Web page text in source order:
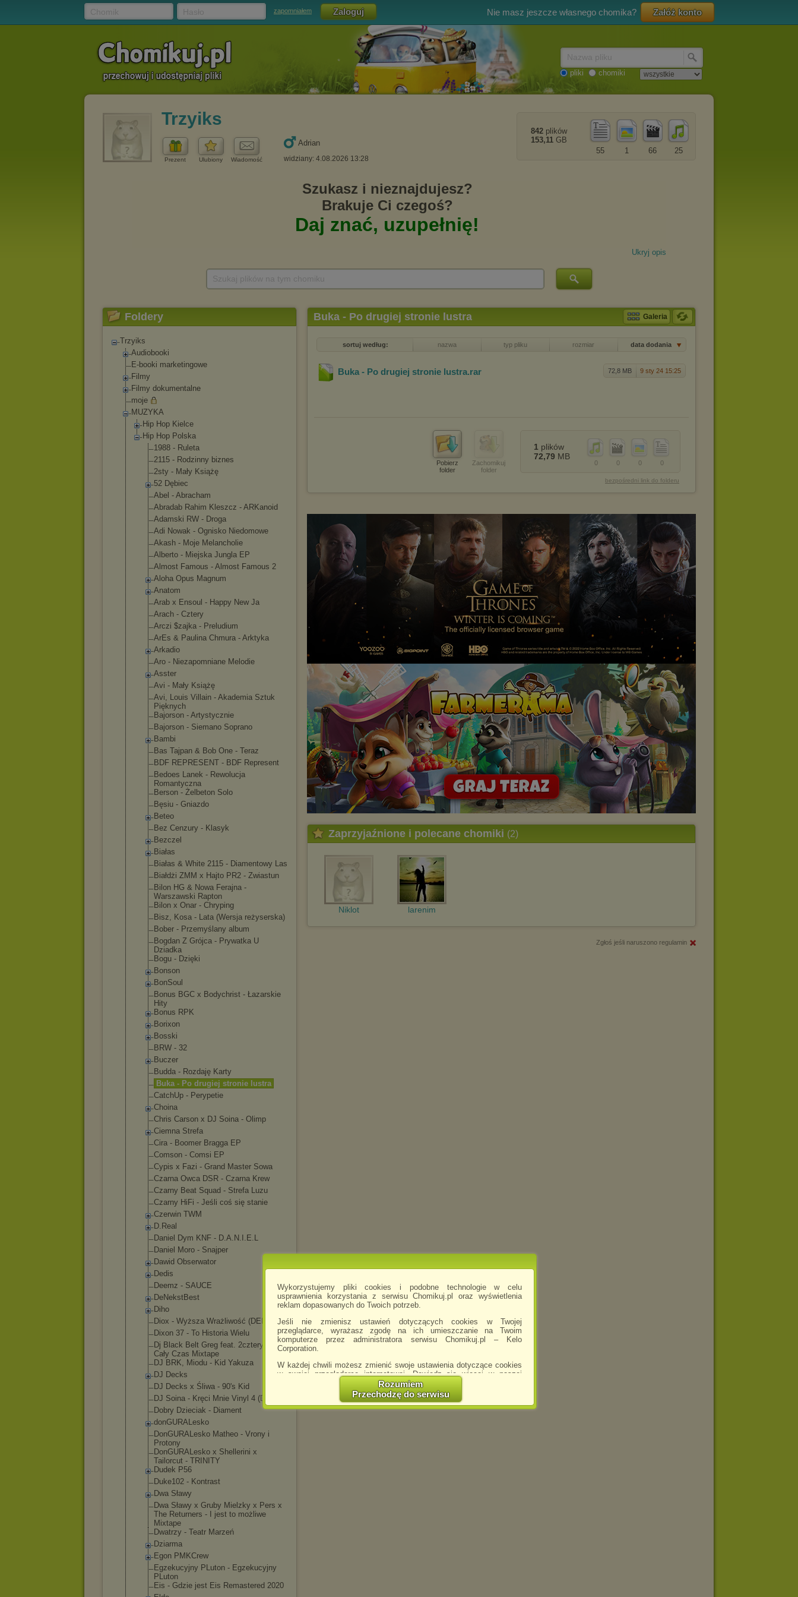
Wykorzystujemy pliki cookies i podobne technologie w celu
usprawnienia korzystania z serwisu Chomikuj.pl oraz wyświetlenia
reklam dopasowanych do Twoich potrzeb.
Jeśli nie zmienisz ustawień dotyczących cookies w Twojej
przeglądarce, wyrażasz zgodę na ich umieszczanie na Twoim
komputerze przez administratora serwisu Chomikuj.pl – Kelo
Corporation.
W każdej chwili możesz zmienić swoje ustawienia dotyczące cookies
w swojej przeglądarce internetowej. Dowiedz się więcej w naszej
http://chomikuj.pl/PolitykaPrywatnosci.aspx
Jednocześnie informujemy że zmiana ustawień przeglądarki może
spowodować ograniczenie korzystania ze strony Chomikuj.pl.
wyświetlona przypadkowo.
http://chomikuj.pl/PolitykaPrywatnosci.aspx
Rozumiem
Przechodzę do serwisu
zapomniałem Nie masz jeszcze własnego chomika? Załóż konto
pliki chomiki
Trzyiks
Prezent Ulubiony Wiadomość
Adrian
widziany: 4.08.2026 13:28
25
66
1
55
842 plików
153,11 GB
Ukryj opis
Foldery
Trzyiks
Audiobooki
E-booki marketingowe
Filmy
Filmy dokumentalne
moje
MUZYKA
Hip Hop Kielce
Hip Hop Polska
1988 - Ruleta
2115 - Rodzinny biznes
2sty - Mały Książę
52 Dębiec
Abel - Abracham
Abradab Rahim Kleszcz - ARKanoid
Adamski RW - Droga
Adi Nowak - Ognisko Niedomowe
Akash - Moje Melancholie
Alberto - Miejska Jungla EP
Almost Famous - Almost Famous 2
Aloha Opus Magnum
Anatom
Arab x Ensoul - Happy New Ja
Arach - Cztery
Arczi $zajka - Preludium
ArEs & Paulina Chmura - Arktyka
Arkadio
Aro - Niezapomniane Melodie
Asster
Avi - Mały Książę
Avi, Louis Villain - Akademia Sztuk
Pięknych
Bajorson - Artystycznie
Bajorson - Siemano Soprano
Bambi
Bas Tajpan & Bob One - Teraz
BDF REPRESENT - BDF Represent
Bedoes Lanek - Rewolucja
Romantyczna
Berson - Żelbeton Solo
Bęsiu - Gniazdo
Beteo
Bez Cenzury - Klasyk
Bezczel
Białas
Białas & White 2115 - Diamentowy Las
Białdżi ZMM x Hajto PR2 - Zwiastun
Bilon HG & Nowa Ferajna -
Warszawski Rapton
Bilon x Onar - Chryping
Bisz, Kosa - Lata (Wersja reżyserska)
Bober - Przemyślany album
Bogdan Z Grójca - Prywatka U
Dziadka
Bogu - Dzięki
Bonson
BonSoul
Bonus BGC x Bodychrist - Łazarskie
Hity
Bonus RPK
Borixon
Bosski
BRW - 32
Buczer
Budda - Rozdaję Karty
Buka - Po drugiej stronie lustra
CatchUp - Perypetie
Choina
Chris Carson x DJ Soina - Olimp
Ciemna Strefa
Cira - Boomer Bragga EP
Comson - Comsi EP
Cypis x Fazi - Grand Master Sowa
Czarna Owca DSR - Czarna Krew
Czarny Beat Squad - Strefa Luzu
Czarny HiFi - Jeśli coś się stanie
Czerwin TWM
D.Real
Daniel Dym KNF - D.A.N.I.E.L
Daniel Moro - Snajper
Dawid Obserwator
Dedis
Deemz - SAUCE
DeNekstBest
Diho
Diox - Wyższa Wrażliwość (DELUXE)
Dixon 37 - To Historia Wielu
Dj Black Belt Greg feat. 2cztery7 -
Cały Czas Mixtape
DJ BRK, Miodu - Kid Yakuza
DJ Decks
DJ Decks x Śliwa - 90's Kid
DJ Soina - Kręci Mnie Vinyl 4 (Deluxe)
Dobry Dzieciak - Diament
donGURALesko
DonGURALesko Matheo - Vrony i
Protony
DonGURALesko x Shellerini x
Tailorcut - TRINITY
Dudek P56
Duke102 - Kontrast
Dwa Sławy
Dwa Sławy x Gruby Mielzky x Pers x
The Returners - I jest to możliwe
Mixtape
Dwatrzy - Teatr Marzeń
Dziarma
Egon PMKCrew
Egzekucyjny PLuton - Egzekucyjny
PLuton
Eis - Gdzie jest Eis Remastered 2020
Buka - Po drugiej stronie lustra Galeria
sortuj według: nazwa typ pliku rozmiar data dodania
72,8 MB 9 sty 24 15:25
Buka - Po drugiej stronie lustra.rar
Pobierz
folder
Zachomikuj
folder
0
0
0
0
1 plików
72,79 MB
bezpośredni link do folderu
Zaprzyjaźnione i polecane chomiki (2)
Niklot larenim
Zgłoś jeśli naruszono regulamin